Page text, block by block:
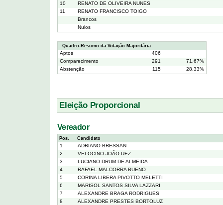
10
RENATO DE OLIVEIRA NUNES
11
RENATO FRANCISCO TOIGO
Brancos
Nulos
Quadro-Resumo da Votação Majoritária
Aptos
406
Comparecimento
291
71.67%
Abstenção
115 28.33%
Eleição Proporcional
Vereador
Pos. Candidato
1
ADRIANO BRESSAN
2
VELOCINO JOÃO UEZ
3
LUCIANO DRUM DE ALMEIDA
4
RAFAEL MALCORRA BUENO
5
CORINA LIBERA PIVOTTO MELETTI
6
MARISOL SANTOS SILVA LAZZARI
7
ALEXANDRE BRAGA RODRIGUES
8
ALEXANDRE PRESTES BORTOLUZ